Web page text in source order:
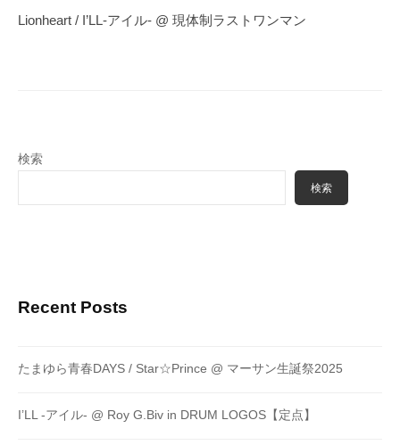
ゲ
Lionheart / I’LL-アイル- @ 現体制ラストワンマン
検索
検索
Recent Posts
たまゆら青春DAYS / Star☆Prince @ マーサン生誕祭2025
I’LL -アイル- @ Roy G.Biv in DRUM LOGOS【定点】